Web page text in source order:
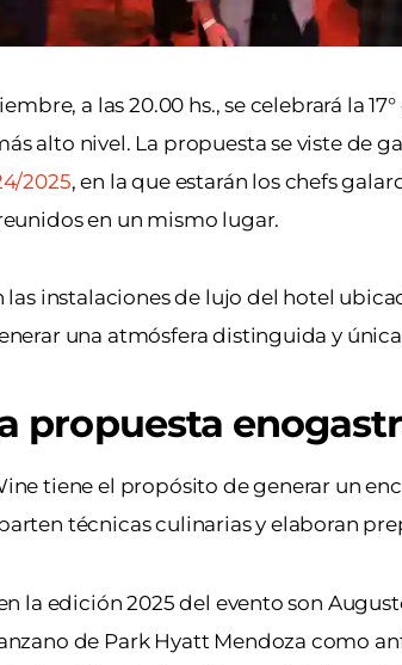
a las 20.00 hs., se celebrará la
alto nivel. La propuesta se viste de
2025, en la que estarán los chefs
en un mismo lugar.
las instalaciones de lujo del hotel
una atmósfera distinguida y
propuesta
tiene el propósito de generar un
técnicas culinarias y elaboran
la edición 2025 del evento son
de Park Hyatt Mendoza como